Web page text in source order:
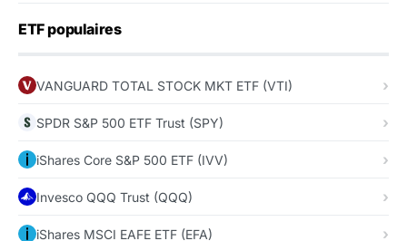
ETF populaires
VANGUARD TOTAL STOCK MKT ETF (VTI)
SPDR S&P 500 ETF Trust (SPY)
iShares Core S&P 500 ETF (IVV)
Invesco QQQ Trust (QQQ)
iShares MSCI EAFE ETF (EFA)